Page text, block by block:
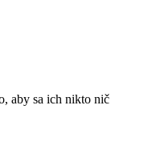
aby sa ich nikto nič